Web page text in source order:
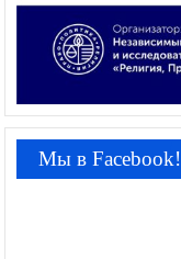
Мы в Facebook!